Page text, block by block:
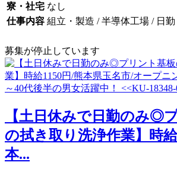
寮・社宅 なし
仕事内容 組立・製造 / 半導体工場 / 日勤
募集が停止しています
【土日休みで日勤のみ◎
の拭き取り洗浄作業】時
本...